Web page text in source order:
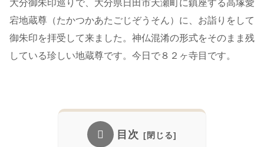
大分御朱印巡りで、大分県日田市天瀬町に鎮座する高塚愛
宕地蔵尊（たかつかあたごじぞうそん）に、お詣りをして
御朱印を拝受して来ました。神仏混淆の形式をそのまま残
している珍しい地蔵尊です。今日で８２ヶ寺目です。
目次